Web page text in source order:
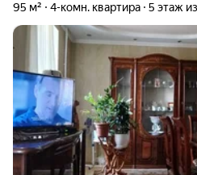
95 м² 4-комн. квартира 5 этаж